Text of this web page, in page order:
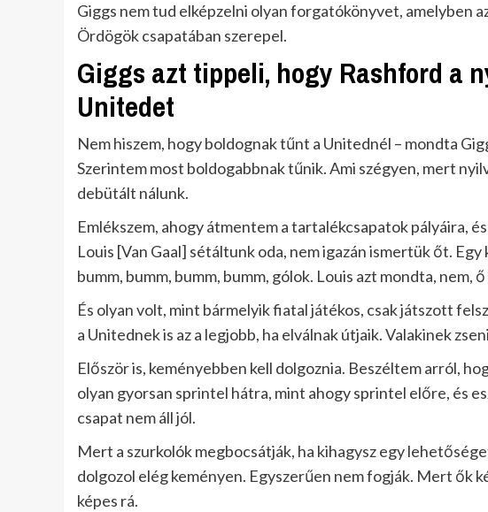
Giggs nem tud elképzelni olyan forgatókönyvet, amelyben
Ördögök csapatában szerepel.
Giggs azt tippeli, hogy Rashford a
Unitedet
Nem hiszem, hogy boldognak tűnt a Unitednél – mondta
Szerintem most boldogabbnak tűnik. Ami szégyen, mert
debütált nálunk.
Emlékszem, ahogy átmentem a tartalékcsapatok pályáira,
Louis [Van Gaal] sétáltunk oda, nem igazán ismertük őt.
bumm, bumm, bumm, bumm, gólok. Louis azt mondta, nem,
És olyan volt, mint bármelyik fiatal játékos, csak játszott
a Unitednek is az a legjobb, ha elválnak útjaik. Valakinek
Először is, keményebben kell dolgoznia. Beszéltem arról,
olyan gyorsan sprintel hátra, mint ahogy sprintel előre, és
csapat nem áll jól.
Mert a szurkolók megbocsátják, ha kihagysz egy
dolgozol elég keményen. Egyszerűen nem fogják. Mert ők
képes rá.